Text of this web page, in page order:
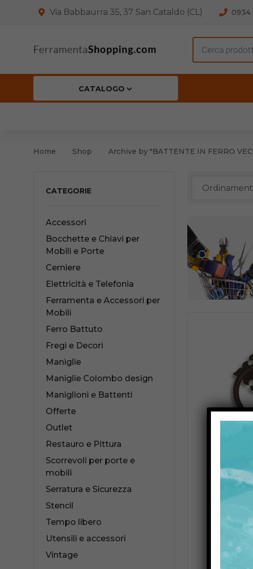
Via Babbaurra 35, 37 San Cataldo (CL) 0934
CATALOGO
Accessori vari Cerniere
Collezioni Maniglie
Antologhia
Home Shop Archive by "BATTENTE IN FERRO
CATEGORIE
Accessori
Bocchette e Chiavi per
Mobili e Porte
Cerniere
Elettricità e Telefonia
Ferramenta e Accessori per
Mobili
Ferro Battuto
Fregi e Decori
Maniglie
Maniglie Colombo design
Maniglioni e Battenti
Offerte
Outlet
Restauro e Pittura
Scorrevoli per porte e
mobili
Serratura e Sicurezza
Stencil
Tempo libero
Utensili e accessori
Vintage